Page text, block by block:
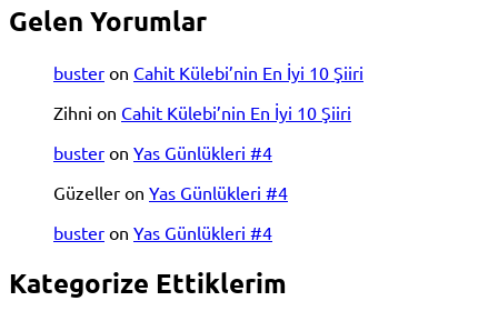
Gelen Yorumlar
buster on Cahit Külebi’nin En İyi 10 Şiiri
Zihni on Cahit Külebi’nin En İyi 10 Şiiri
buster on Yas Günlükleri #4
Güzeller on Yas Günlükleri #4
buster on Yas Günlükleri #4
Kategorize Ettiklerim